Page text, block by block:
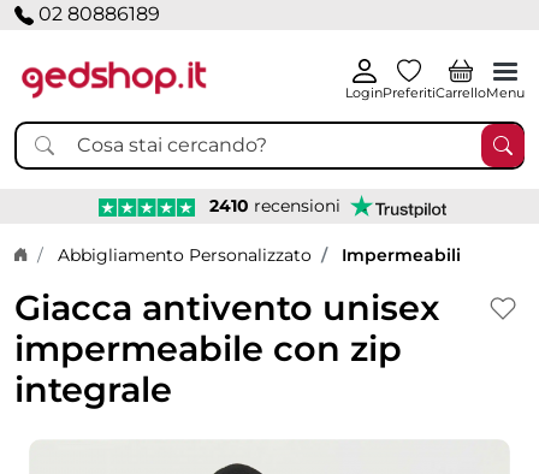
02 80886189
LoginPreferitiCarrelloMenu
2410 recensioni
Home page
Abbigliamento Personalizzato Impermeabili
Giacca antivento unisex
impermeabile con zip
integrale